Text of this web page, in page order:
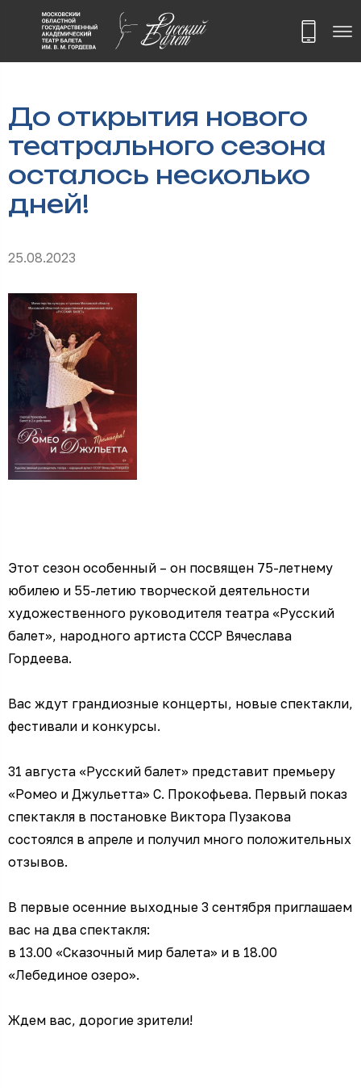
До открытия нового
театрального сезона
осталось несколько
дней!
25.08.2023
Этот сезон особенный – он посвящен 75-летнему
юбилею и 55-летию творческой деятельности
художественного руководителя театра «Русский
балет», народного артиста СССР Вячеслава
Гордеева.
Вас ждут грандиозные концерты, новые спектакли,
фестивали и конкурсы.
31 августа «Русский балет» представит премьеру
«Ромео и Джульетта» С. Прокофьева. Первый показ
спектакля в постановке Виктора Пузакова
состоялся в апреле и получил много положительных
отзывов.
В первые осенние выходные 3 сентября приглашаем
вас на два спектакля:
в 13.00 «Сказочный мир балета» и в 18.00
«Лебединое озеро».
Ждем вас, дорогие зрители!